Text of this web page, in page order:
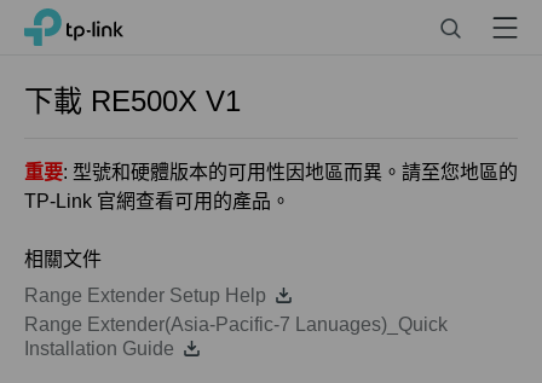
Click
navigation
TP-Link, Reliably Smart Menu
下載 RE500X V1
重要: 型號和硬體版本的可用性因地區而異。請至您地區的
TP-Link 官網查看可用的產品。
相關文件
Range Extender Setup Help
Range Extender(Asia-Pacific-7 Lanuages)_Quick
Installation Guide